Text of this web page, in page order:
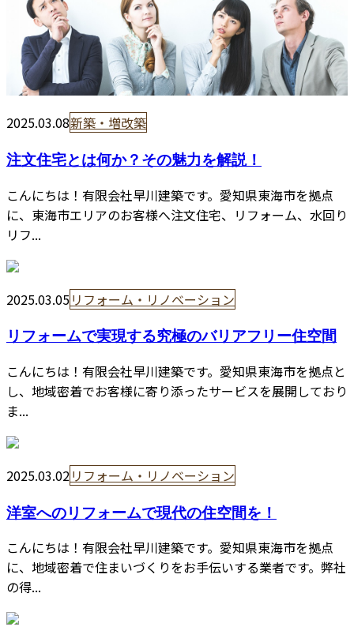
2025.03.08新築・増改築
注文住宅とは何か？その魅力を解説！
こんにちは！有限会社早川建築です。愛知県東海市を拠点
に、東海市エリアのお客様へ注文住宅、リフォーム、水回り
リフ...
2025.03.05リフォーム・リノベーション
リフォームで実現する究極のバリアフリー住空間
こんにちは！有限会社早川建築です。愛知県東海市を拠点と
し、地域密着でお客様に寄り添ったサービスを展開しており
ま...
2025.03.02リフォーム・リノベーション
洋室へのリフォームで現代の住空間を！
こんにちは！有限会社早川建築です。愛知県東海市を拠点
に、地域密着で住まいづくりをお手伝いする業者です。弊社
の得...